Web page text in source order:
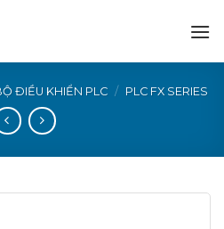
ĐIỀU KHIỂN PLC / PLC FX SERIES